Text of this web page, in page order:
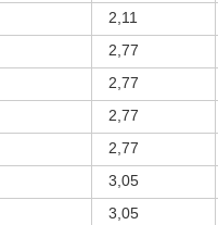
2,11
2,77
2,77
2,77
2,77
3,05
3,05